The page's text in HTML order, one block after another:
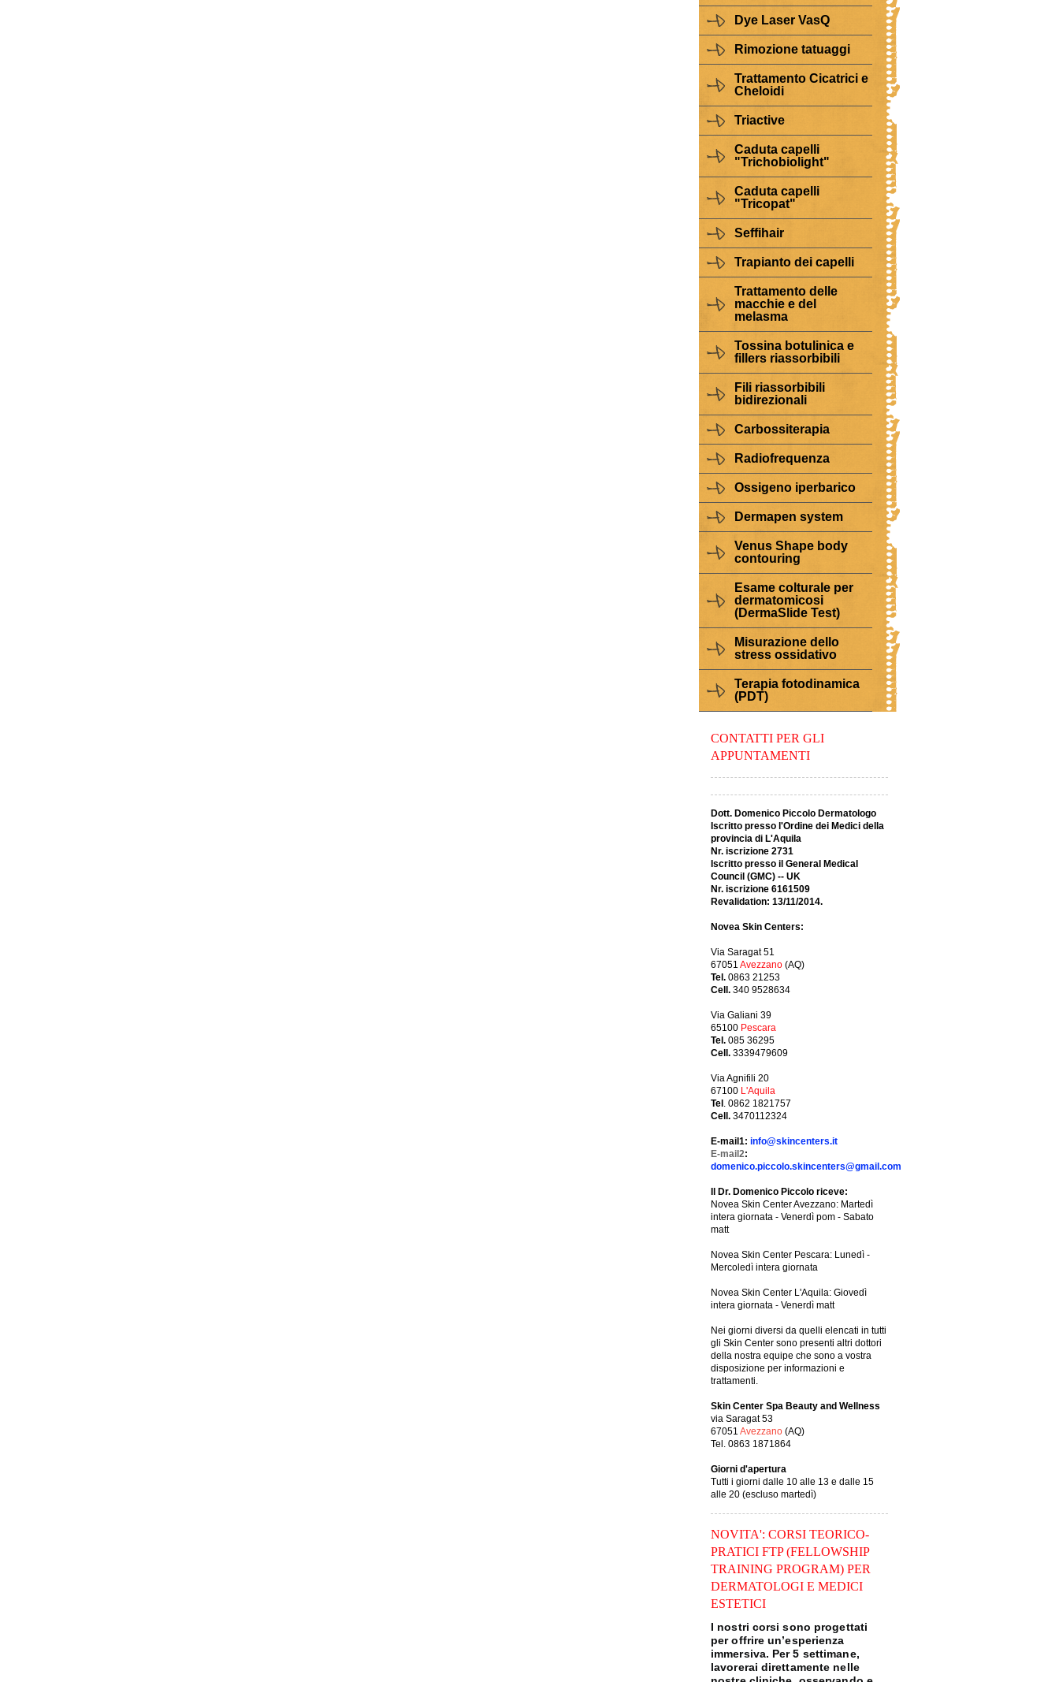
Dye Laser VasQ
Rimozione tatuaggi
Trattamento Cicatrici e
Cheloidi
Triactive
Caduta capelli
"Trichobiolight"
Caduta capelli
"Tricopat"
Seffihair
Trapianto dei capelli
Trattamento delle
macchie e del
melasma
Tossina botulinica e
fillers riassorbibili
Fili riassorbibili
bidirezionali
Carbossiterapia
Radiofrequenza
Ossigeno iperbarico
Dermapen system
Venus Shape body
contouring
Esame colturale per
dermatomicosi
(DermaSlide Test)
Misurazione dello
stress ossidativo
Terapia fotodinamica
(PDT)
CONTATTI PER GLI
APPUNTAMENTI
Dott. Domenico Piccolo Dermatologo
Iscritto presso l'Ordine dei Medici della
provincia di L'Aquila
Nr. iscrizione 2731
Iscritto presso il General Medical
Council (GMC) -- UK
Nr. iscrizione 6161509
Revalidation: 13/11/2014.
Novea Skin Centers:
Via Saragat 51
67051 Avezzano (AQ)
Tel. 0863 21253
Cell. 340 9528634
Via Galiani 39
65100 Pescara
Tel. 085 36295
Cell. 3339479609
Via Agnifili 20
67100 L'Aquila
Tel . 0862 1821757
Cell. 3470112324
E-mail1: info@skincenters.it
E-mail2:
domenico.piccolo.skincenters@gmail.com
Il Dr. Domenico Piccolo riceve:
Novea Skin Center Avezzano: Martedì
intera giornata - Venerdì pom - Sabato
matt
Novea Skin Center Pescara: Lunedì -
Mercoledì intera giornata
Novea Skin Center L'Aquila: Giovedì
intera giornata - Venerdì matt
Nei giorni diversi da quelli elencati in tutti
gli Skin Center sono presenti altri dottori
della nostra equipe che sono a vostra
disposizione per informazioni e
trattamenti.
Skin Center Spa Beauty and Wellness
via Saragat 53
67051 Avezzano (AQ)
Tel. 0863 1871864
Giorni d'apertura
Tutti i giorni dalle 10 alle 13 e dalle 15
alle 20 (escluso martedì)
NOVITA': CORSI TEORICO-
PRATICI FTP (FELLOWSHIP
TRAINING PROGRAM) PER
DERMATOLOGI E MEDICI
ESTETICI
I nostri corsi sono progettati
per offrire un’esperienza
immersiva. Per 5 settimane,
lavorerai direttamente nelle